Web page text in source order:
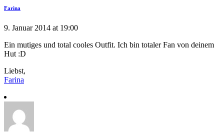
Farina
9. Januar 2014 at 19:00
Ein mutiges und total cooles Outfit. Ich bin totaler Fan von deinem
Hut :D
Liebst,
Farina